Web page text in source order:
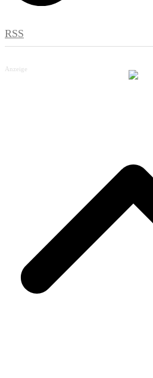
RSS
Anzeige